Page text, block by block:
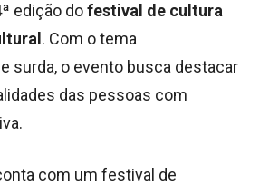
edição dofestival de cultura
. Com o tema
surda, o evento busca destacar
das pessoas com
com um festival de